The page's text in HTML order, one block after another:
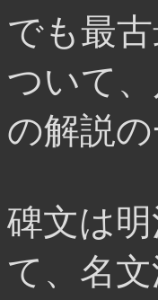
でも最
ついて
の解説
碑文は
て、名